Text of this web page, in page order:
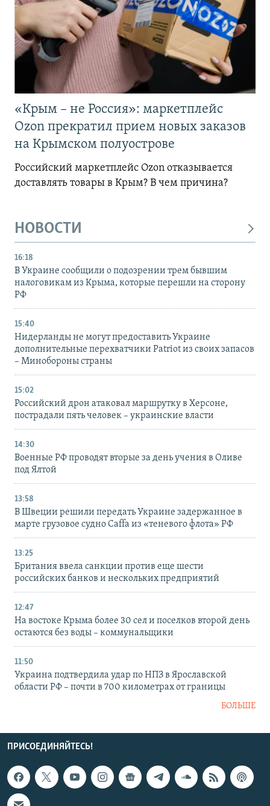
«Крым – не Россия»: маркетплейс
Ozon прекратил прием новых заказов
на Крымском полуострове
Российский маркетплейс Ozon отказывается
доставлять товары в Крым? В чем причина?
НОВОСТИ
16:18
В Украине сообщили о подозрении трем бывшим
налоговикам из Крыма, которые перешли на сторону
РФ
15:40
Нидерланды не могут предоставить Украине
дополнительные перехватчики Patriot из своих запасов
– Минобороны страны
15:02
Российский дрон атаковал маршрутку в Херсоне,
пострадали пять человек – украинские власти
14:30
Военные РФ проводят вторые за день учения в Оливе
под Ялтой
13:58
В Швеции решили передать Украине задержанное в
марте грузовое судно Caffa из «теневого флота» РФ
13:25
Британия ввела санкции против еще шести
российских банков и нескольких предприятий
12:47
На востоке Крыма более 30 сел и поселков второй день
остаются без воды – коммунальщики
11:50
Украина подтвердила удар по НПЗ в Ярославской
области РФ – почти в 700 километрах от границы
БОЛЬШЕ
ПРИСОЕДИНЯЙТЕСЬ!